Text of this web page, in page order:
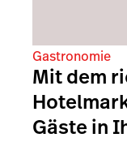
Gastronomie
Mit dem
Gäste in